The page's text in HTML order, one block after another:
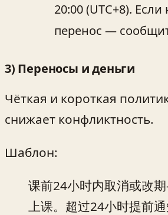
20:00 (UTC+8).
перенос —
3) Переносы и деньги
Чёткая и короткая
снижает конфликтность.
Шаблон:
课前24小时内取消或改
上课。超过24小时提前